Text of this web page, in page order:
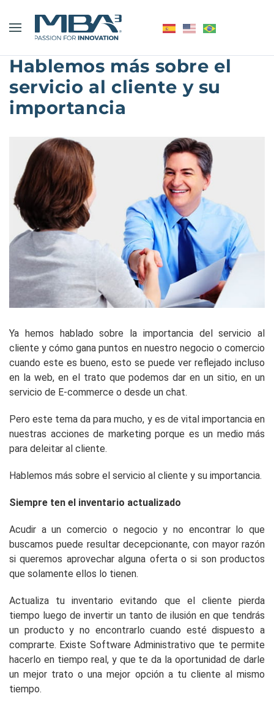
Hablemos más sobre el
servicio al cliente y su
importancia
Ya hemos hablado sobre la importancia del servicio al
cliente y cómo gana puntos en nuestro negocio o comercio
cuando este es bueno, esto se puede ver reflejado incluso
en la web, en el trato que podemos dar en un sitio, en un
servicio de E-commerce o desde un chat.
Pero este tema da para mucho, y es de vital importancia en
nuestras acciones de marketing porque es un medio más
para deleitar al cliente.
Hablemos más sobre el servicio al cliente y su importancia.
Siempre ten el inventario actualizado
Acudir a un comercio o negocio y no encontrar lo que
buscamos puede resultar decepcionante, con mayor razón
si queremos aprovechar alguna oferta o si son productos
que solamente ellos lo tienen.
Actualiza tu inventario evitando que el cliente pierda
tiempo luego de invertir un tanto de ilusión en que tendrás
un producto y no encontrarlo cuando esté dispuesto a
comprarte. Existe Software Administrativo que te permite
hacerlo en tiempo real, y que te da la oportunidad de darle
un mejor trato o una mejor opción a tu cliente al mismo
tiempo.